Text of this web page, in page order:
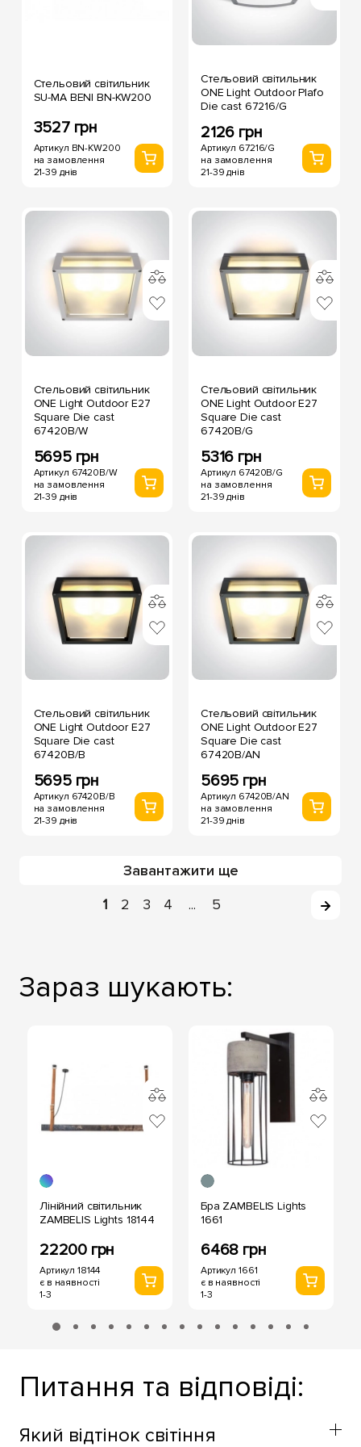
Стельовий світильник
SU-MA BENI BN-KW200
3527 грн
Артикул BN-KW200
на замовлення
21-39 днів
Стельовий світильник
ONE Light Outdoor Plafo
Die cast 67216/G
2126 грн
Артикул 67216/G
на замовлення
21-39 днів
Стельовий світильник
ONE Light Outdoor E27
Square Die cast
67420B/W
5695 грн
Артикул 67420B/W
на замовлення
21-39 днів
Стельовий світильник
ONE Light Outdoor E27
Square Die cast
67420B/G
5316 грн
Артикул 67420B/G
на замовлення
21-39 днів
Стельовий світильник
ONE Light Outdoor E27
Square Die cast
67420B/B
5695 грн
Артикул 67420B/B
на замовлення
21-39 днів
Стельовий світильник
ONE Light Outdoor E27
Square Die cast
67420B/AN
5695 грн
Артикул 67420B/AN
на замовлення
21-39 днів
Завантажити ще
1
2 3 4 ... 5
Зараз шукають:
Лінійний світильник
ZAMBELIS Lights 18144
22200 грн
Артикул 18144
є в наявності
1-3
Бра ZAMBELIS Lights
1661
6468 грн
Артикул 1661
є в наявності
1-3
Питання та відповіді:
Який відтінок світіння